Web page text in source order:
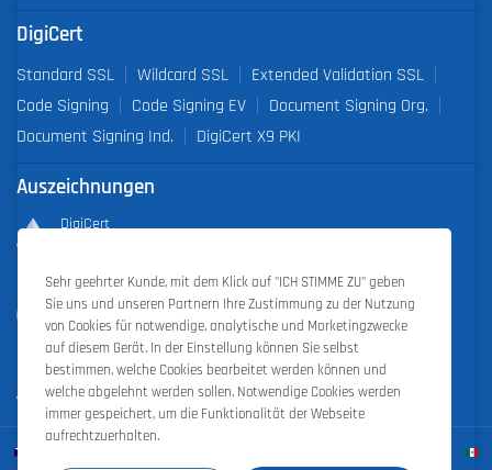
DigiCert
Standard SSL Wildcard SSL
Extended Validation SSL
Code Signing
Code Signing EV
Document Signing Org.
Document Signing Ind.
DigiCert X9 PKI
Auszeichnungen
DigiCert
Outstanding Sales Performance Award 2018, 2019, 2020, 2021,
2022
Sehr geehrter Kunde, mit dem Klick auf "ICH STIMME ZU" geben
Sie uns und unseren Partnern Ihre Zustimmung zu der Nutzung
von Cookies für notwendige, analytische und Marketingzwecke
auf diesem Gerät. In der Einstellung können Sie selbst
bestimmen, welche Cookies bearbeitet werden können und
welche abgelehnt werden sollen. Notwendige Cookies werden
immer gespeichert, um die Funktionalität der Webseite
aufrechtzuerhalten.